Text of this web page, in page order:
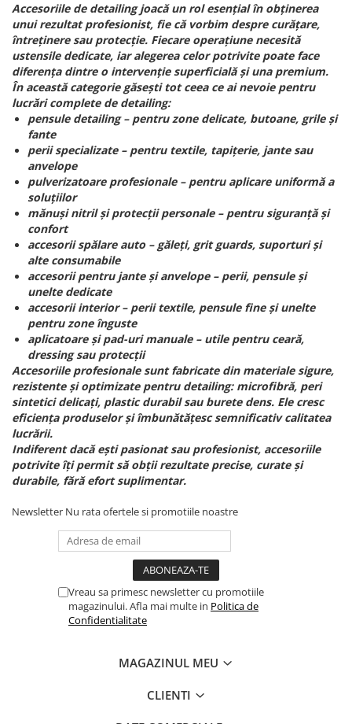
Accesoriile de detailing joacă un rol esențial în obținerea
unui rezultat profesionist, fie că vorbim despre curățare,
întreținere sau protecție. Fiecare operațiune necesită
ustensile dedicate, iar alegerea celor potrivite poate face
diferența dintre o intervenție superficială și una premium.
În această categorie găsești tot ceea ce ai nevoie pentru
lucrări complete de detailing:
pensule detailing – pentru zone delicate, butoane, grile și
fante
perii specializate – pentru textile, tapițerie, jante sau
anvelope
pulverizatoare profesionale – pentru aplicare uniformă a
soluțiilor
mănuși nitril și protecții personale – pentru siguranță și
confort
accesorii spălare auto – găleți, grit guards, suporturi și
alte consumabile
accesorii pentru jante și anvelope – perii, pensule și
unelte dedicate
accesorii interior – perii textile, pensule fine și unelte
pentru zone înguste
aplicatoare și pad-uri manuale – utile pentru ceară,
dressing sau protecții
Accesoriile profesionale sunt fabricate din materiale sigure,
rezistente și optimizate pentru detailing: microfibră, peri
sintetici delicați, plastic durabil sau burete dens. Ele cresc
eficiența produselor și îmbunătățesc semnificativ calitatea
lucrării.
Indiferent dacă ești pasionat sau profesionist, accesoriile
potrivite îți permit să obții rezultate precise, curate și
durabile, fără efort suplimentar.
Newsletter Nu rata ofertele si promotiile noastre
Vreau sa primesc newsletter cu promotiile
magazinului. Afla mai multe in Politica de
Confidentialitate
MAGAZINUL MEU
CLIENTI